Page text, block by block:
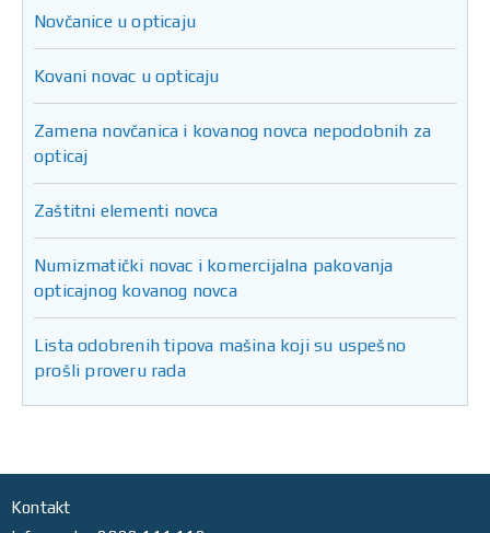
Novčanice u opticaju
Kovani novac u opticaju
Zamena novčanica i kovanog novca nepodobnih za
opticaj
Zaštitni elementi novca
Numizmatički novac i komercijalna pakovanja
opticajnog kovanog novca
Lista odobrenih tipova mašina koji su uspešno
prošli proveru rada
Kontakt